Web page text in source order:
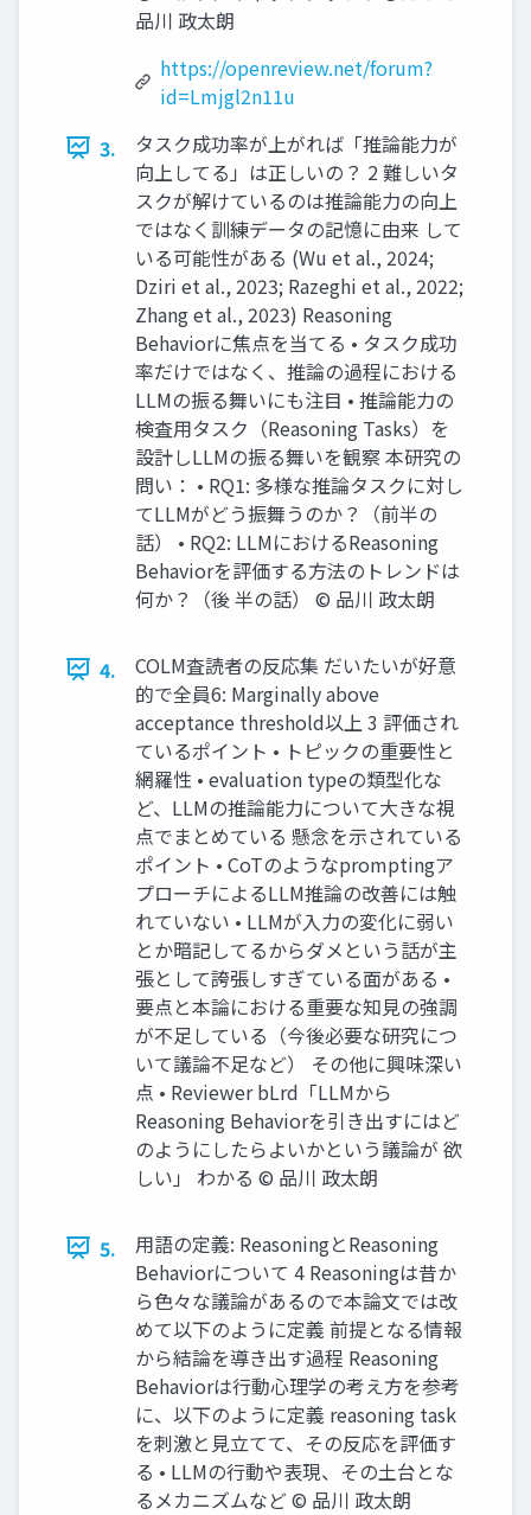
品川 政太朗
https://openreview.net/forum?
id=Lmjgl2n11u
3.
タスク成功率が上がれば「推論能力が
向上してる」は正しいの？ 2 難しいタ
スクが解けているのは推論能力の向上
ではなく訓練データの記憶に由来 して
いる可能性がある (Wu et al., 2024;
Dziri et al., 2023; Razeghi et al., 2022;
Zhang et al., 2023) Reasoning
Behaviorに焦点を当てる • タスク成功
率だけではなく、推論の過程における
LLMの振る舞いにも注目 • 推論能力の
検査用タスク（Reasoning Tasks）を
設計しLLMの振る舞いを観察 本研究の
問い： • RQ1: 多様な推論タスクに対し
てLLMがどう振舞うのか？（前半の
話） • RQ2: LLMにおけるReasoning
Behaviorを評価する方法のトレンドは
何か？（後 半の話） © 品川 政太朗
4.
COLM査読者の反応集 だいたいが好意
的で全員6: Marginally above
acceptance threshold以上 3 評価され
ているポイント • トピックの重要性と
網羅性 • evaluation typeの類型化な
ど、LLMの推論能力について大きな視
点でまとめている 懸念を示されている
ポイント • CoTのようなpromptingア
プローチによるLLM推論の改善には触
れていない • LLMが入力の変化に弱い
とか暗記してるからダメという話が主
張として誇張しすぎている面がある •
要点と本論における重要な知見の強調
が不足している（今後必要な研究につ
いて議論不足など） その他に興味深い
点 • Reviewer bLrd「LLMから
Reasoning Behaviorを引き出すにはど
のようにしたらよいかという議論が 欲
しい」 わかる © 品川 政太朗
5.
用語の定義: ReasoningとReasoning
Behaviorについて 4 Reasoningは昔か
ら色々な議論があるので本論文では改
めて以下のように定義 前提となる情報
から結論を導き出す過程 Reasoning
Behaviorは行動心理学の考え方を参考
に、以下のように定義 reasoning task
を刺激と見立てて、その反応を評価す
る • LLMの行動や表現、その土台とな
るメカニズムなど © 品川 政太朗